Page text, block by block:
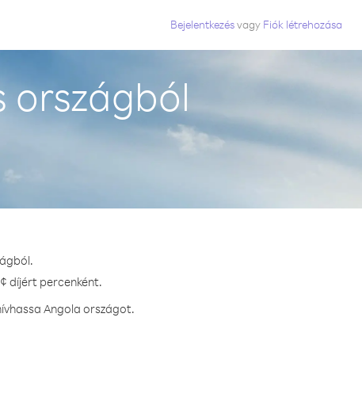
Bejelentkezésvagy Fiók létrehozása
országból
díjért percenként.
Angola országot.